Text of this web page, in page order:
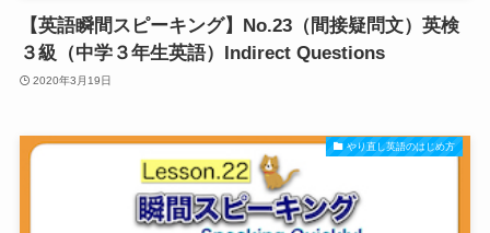
【英語瞬間スピーキング】No.23（間接疑問文）英検
３級（中学３年生英語）Indirect Questions
2020年3月19日
やり直し英語のはじめ方